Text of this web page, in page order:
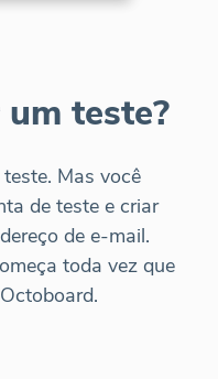
teste?
Mas você
de teste e criar
de e-mail.
toda vez que